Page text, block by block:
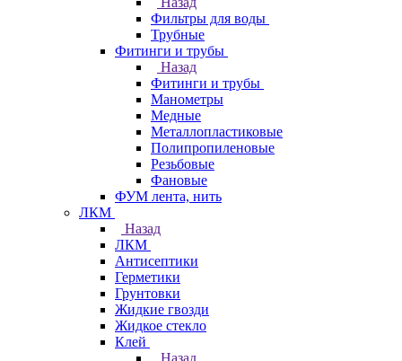
Фильтры для воды
Трубные
Фитинги и трубы
Назад
Фитинги и трубы
Манометры
Медные
Металлопластиковые
Полипропиленовые
Резьбовые
Фановые
ФУМ лента, нить
ЛКМ
Назад
ЛКМ
Антисептики
Герметики
Грунтовки
Жидкие гвозди
Жидкое стекло
Клей
Назад